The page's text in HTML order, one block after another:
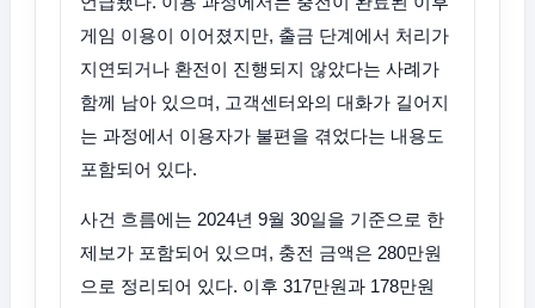
게임 이용이 이어졌지만, 출금 단계에서 처리가
지연되거나 환전이 진행되지 않았다는 사례가
함께 남아 있으며, 고객센터와의 대화가 길어지
는 과정에서 이용자가 불편을 겪었다는 내용도
포함되어 있다.
사건 흐름에는 2024년 9월 30일을 기준으로 한
제보가 포함되어 있으며, 충전 금액은 280만원
으로 정리되어 있다. 이후 317만원과 178만원